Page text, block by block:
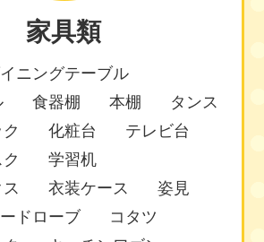
家具類
ニングテーブル
食器棚 本棚
タンス
化粧台
テレビ台
学習机
衣装ケース
姿見
ドローブ
コタツ